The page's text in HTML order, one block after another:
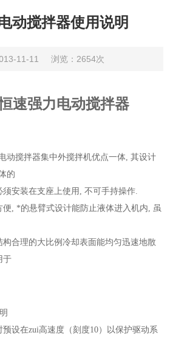
动搅拌器使用说明
11-11 浏览：2654次
强力电动搅拌器
动搅拌器集中外搅拌机优点一体, 其设计
的
安装在支座上使用, 不可手持操作.
, *的悬臂式设计能防止液体进入机内, 虽
合理的大比例冷却表面能均匀迅速地散
于
设在zui高速度（刻度10）以保护驱动系